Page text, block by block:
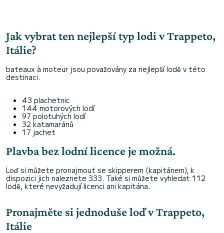
Jak vybrat ten nejlepší typ lodi v Trappeto,
Itálie?
bateaux à moteur jsou považovány za nejlepší lodě v této
destinaci.
43 plachetnic
144 motorových lodí
97 polotuhých lodí
32 katamaránů
17 jachet
Plavba bez lodní licence je možná.
Loď si můžete pronajmout se skipperem (kapitánem), k
dispozici jich naleznete 333. Také si můžete vyhledat 112
lodě, které nevyžadují licenci ani kapitána.
Pronajměte si jednoduše loď v Trappeto,
Itálie